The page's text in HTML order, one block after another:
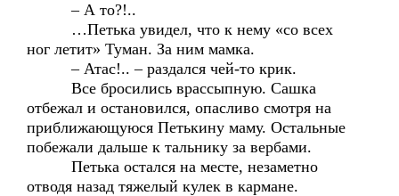
– А то?!..
…Петька увидел, что к нему «со всех
ног летит» Туман. За ним мамка.
– Атас!.. – раздался чей-то крик.
Все бросились врассыпную. Сашка
отбежал и остановился, опасливо смотря на
приближающуюся Петькину маму. Остальные
побежали дальше к тальнику за вербами.
Петька остался на месте, незаметно
отводя назад тяжелый кулек в кармане.